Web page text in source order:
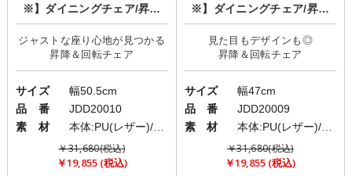
※】ダイニングチェア/昇降
式/360度回転機能「BEAGLE
(ビーグル)」
ジャストな座り心地が見つかる
サイズ
幅50.5cm
品 番
JDD20010
素 材
本体:PU(レザー)/脚部:スチール
￥31,680(税込)
￥19,855 (税込)
※】ダイニングチェア/昇降
式/360度回転機能「SKID(ス
キッド)」
見た目もデザインも◎
サイズ
幅47cm
品 番
JDD20009
素 材
￥31,680(税込)
￥19,855 (税込)